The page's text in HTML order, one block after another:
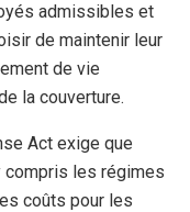
admissibles et
de maintenir leur
de vie
la couverture.
Act exige que
compris les régimes
coûts pour les